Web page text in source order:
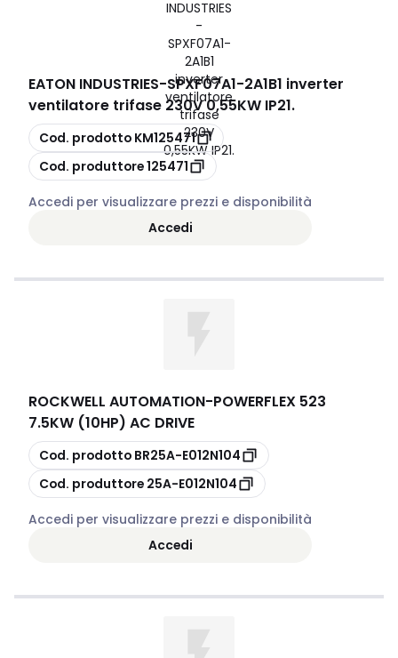
EATON INDUSTRIES-SPXF07A1-2A1B1 inverter
ventilatore trifase 230V 0,55KW IP21.
copia
Cod. prodotto KM125471
copia
Cod. produttore125471
Accedi per visualizzare prezzi e disponibilità
Accedi
ROCKWELL AUTOMATION-POWERFLEX 523
7.5KW (10HP) AC DRIVE
copia
Cod. prodotto BR25A-E012N104
copia
Cod. produttore 25A-E012N104
Accedi per visualizzare prezzi e disponibilità
Accedi